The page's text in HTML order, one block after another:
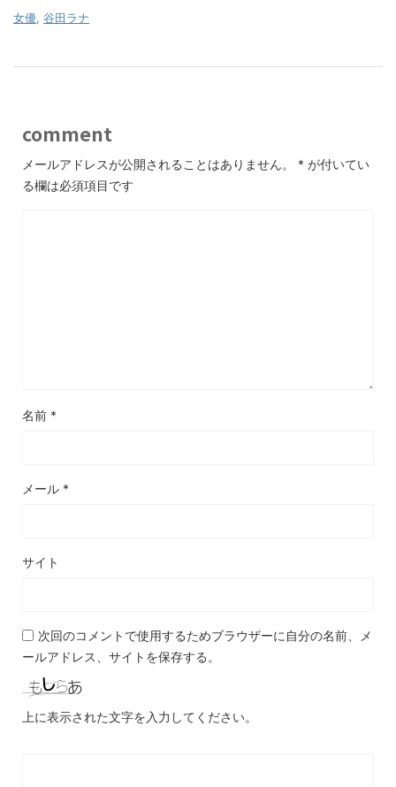
女優 谷田ラナ
comment
メールアドレスが公開されることはありません。 * が付いてい
る欄は必須項目です
名前 *
メール *
サイト
次回のコメントで使用するためブラウザーに自分の名前、メ
ールアドレス、サイトを保存する。
上に表示された文字を入力してください。